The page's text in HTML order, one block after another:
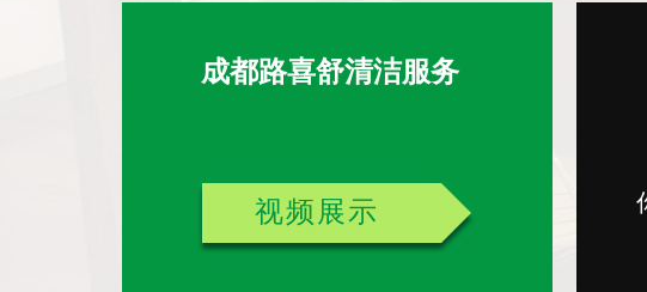
成都路喜舒清洁服务
视频展示